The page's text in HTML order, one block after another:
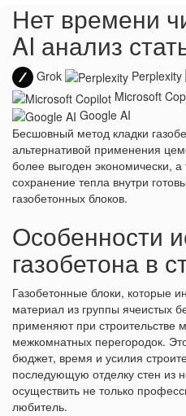
Нет времени
AI анализ
Grok Perplexity
Microsoft
Google AI
Бесшовный метод кладки
альтернативой применения
более выгоден экономически,
сохранение тепла внутри
газобетонных блоков.
Особенности
газобетона в
Газобетонные блоки, которые
материал из группы ячеистых
применяют при строительстве
межкомнатных перегородок.
бюджет, время и усилия
последующую отделку стен из
осуществить не только
любитель.